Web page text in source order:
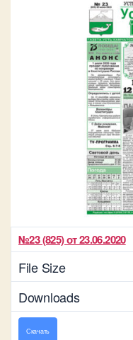
№23 (825) от 23.06.2020
File Size
Downloads
Скачать